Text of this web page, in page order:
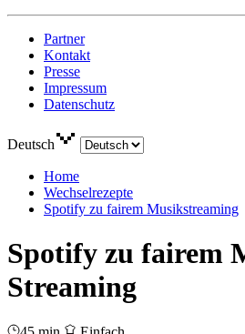
Partner
Kontakt
Presse
Impressum
Datenschutz
Deutsch
Home
Wechselrezepte
Spotify zu fairem Musikstreaming
Spotify zu fairem
Streaming